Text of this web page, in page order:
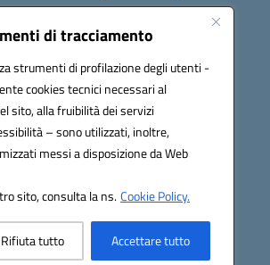
di tracciamento
strumenti di profilazione degli utenti -
cookies tecnici necessari al
sito, alla fruibilità dei servizi
– sono utilizzati, inoltre,
messi a disposizione da Web
sito, consulta la ns.Cookie Policy.
Rifiuta tutto Accettare tutto